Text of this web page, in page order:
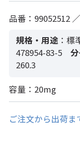
品番：99052512
規格・用途 ：標
478954-83-5
260.3
容量：20mg
ご注文から出荷ま